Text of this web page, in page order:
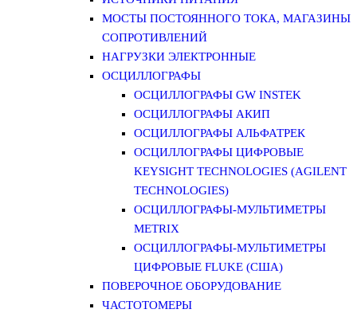
МОСТЫ ПОСТОЯННОГО ТОКА, МАГАЗИНЫ
СОПРОТИВЛЕНИЙ
НАГРУЗКИ ЭЛЕКТРОННЫЕ
ОСЦИЛЛОГРАФЫ
ОСЦИЛЛОГРАФЫ GW INSTEK
ОСЦИЛЛОГРАФЫ АКИП
ОСЦИЛЛОГРАФЫ АЛЬФАТРЕК
ОСЦИЛЛОГРАФЫ ЦИФРОВЫЕ
KEYSIGHT TECHNOLOGIES (AGILENT
TECHNOLOGIES)
ОСЦИЛЛОГРАФЫ-МУЛЬТИМЕТРЫ
METRIX
ОСЦИЛЛОГРАФЫ-МУЛЬТИМЕТРЫ
ЦИФРОВЫЕ FLUKE (США)
ПОВЕРОЧНОЕ ОБОРУДОВАНИЕ
ЧАСТОТОМЕРЫ